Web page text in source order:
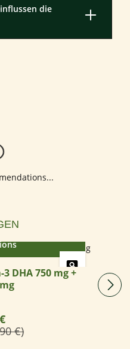
die
DHA 750 mg +
:
€)